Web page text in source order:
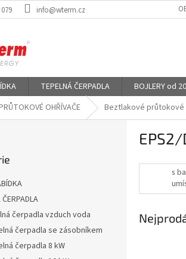
info@wterm.cz
TEPELNÁ ČERPADLA BOJLERY od
OHŘÍVAČE Beztlakové průtokové
čerpadla vzduch voda
čerpadla se zásobníkem
čerpadla 8 kW
s